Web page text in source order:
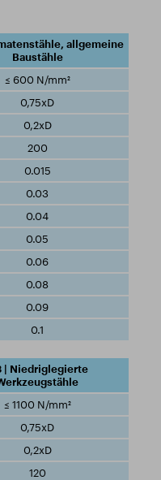
allgemeine
Baustähle
≤ 600 N/mm²
0,75xD
0,2xD
200
0.015
0.03
0.04
0.05
0.06
0.08
0.09
0.1
| Niedriglegierte
≤ 1100 N/mm²
0,75xD
0,2xD
120